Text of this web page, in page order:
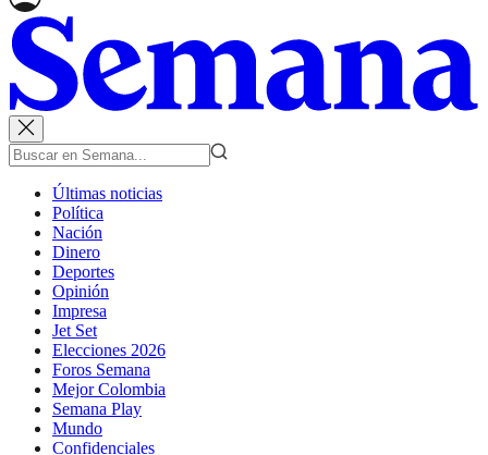
Últimas noticias
Política
Nación
Dinero
Deportes
Opinión
Impresa
Jet Set
Elecciones 2026
Foros Semana
Mejor Colombia
Semana Play
Mundo
Confidenciales